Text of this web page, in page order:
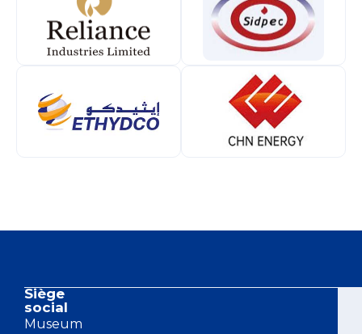
Siège
social
Museum